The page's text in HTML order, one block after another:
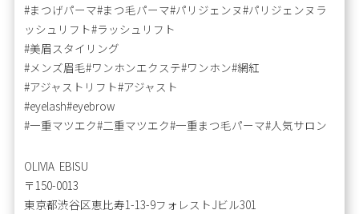
#まつげパーマ#まつ毛パーマ#パリジェンヌ#パリジェンヌラ
ッシュリフト#ラッシュリフト
#美眉スタイリング
#メンズ眉毛#ワンホンエクステ#ワンホン#網紅
#アジャストリフト#アジャスト
#eyelash#eyebrow
#一重マツエク#二重マツエク#一重まつ毛パーマ#人気サロン
OLIVIA EBISU
〒150-0013
東京都渋谷区恵比寿1-13-9フォレストJビル301